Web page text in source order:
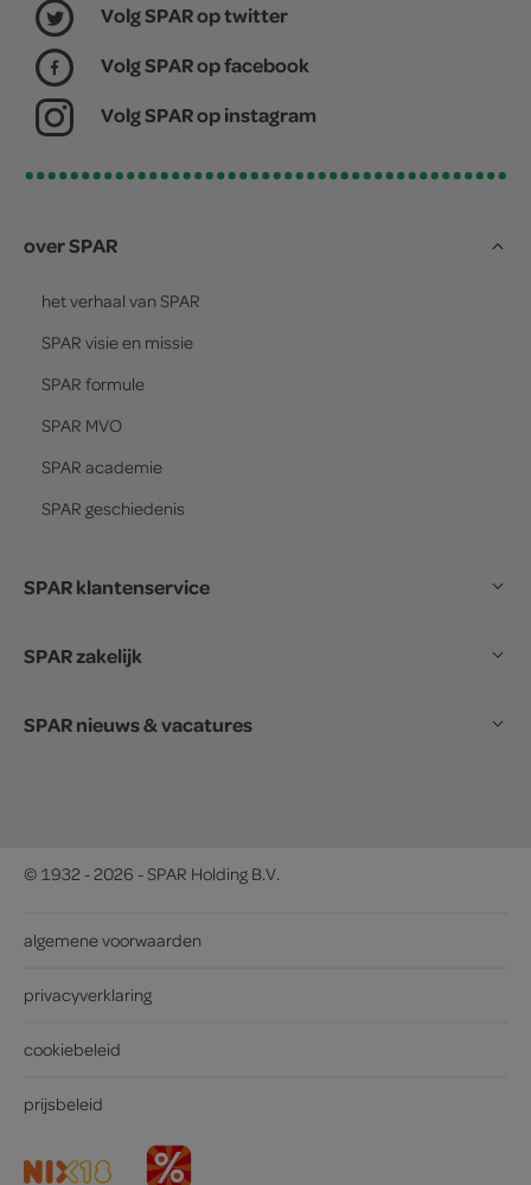
Volg SPAR op twitter
Volg SPAR op facebook
Volg SPAR op instagram
over SPAR
het verhaal van SPAR
SPAR visie en missie
SPAR formule
SPAR MVO
SPAR academie
SPAR geschiedenis
SPAR klantenservice
SPAR zakelijk
SPAR nieuws & vacatures
© 1932 - 2026 - SPAR Holding B.V.
algemene voorwaarden
privacyverklaring
cookiebeleid
prijsbeleid